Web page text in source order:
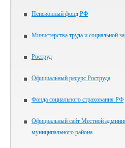
Пенсионный фонд РФ
Министерства труда и социальной
Роструд
Официальный ресурс Роструда
Фонда социального страхования РФ
Официальный сайт Местной
муниципального района